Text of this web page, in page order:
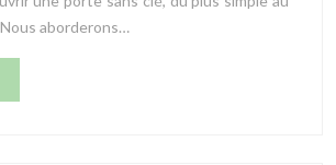
aborderons…